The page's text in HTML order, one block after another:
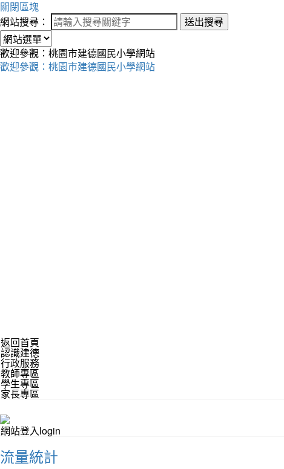
關閉區塊
網站搜尋：
送出搜尋
歡迎參觀：桃園市建德國民小學網站
歡迎參觀：桃園市建德國民小學網站
返回首頁
認識建德
行政服務
教師專區
學生專區
家長專區
網站登入login
流量統計